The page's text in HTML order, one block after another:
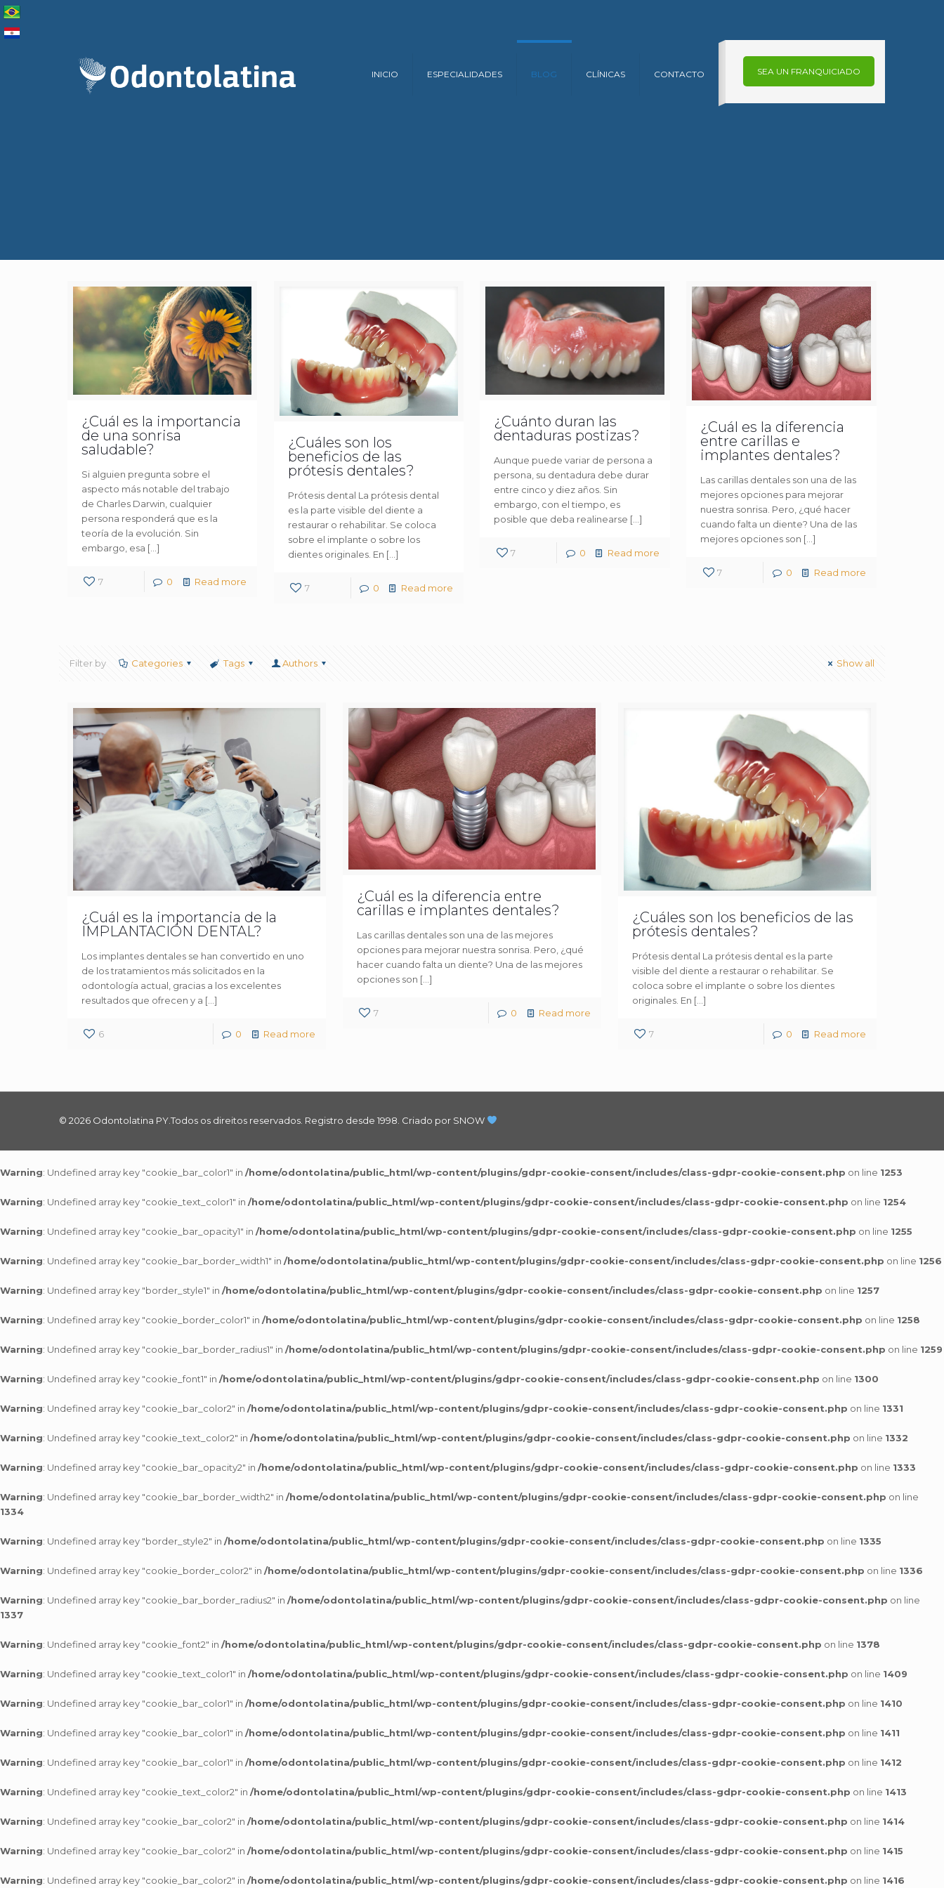
INICIO ESPECIALIDADES BLOG CLÍNICAS CONTACTO SEA UN FRANQUICIADO
¿Cuál es la importancia
de una sonrisa
saludable?
Si alguien pregunta sobre el
aspecto más notable del trabajo
de Charles Darwin, cualquier
persona responderá que es la
teoría de la evolución. Sin
embargo, esa […]
7 0 Read more
¿Cuáles son los
beneficios de las
prótesis dentales?
Prótesis dental La prótesis dental
es la parte visible del diente a
restaurar o rehabilitar. Se coloca
sobre el implante o sobre los
dientes originales. En […]
7 0 Read more
¿Cuánto duran las
dentaduras postizas?
Aunque puede variar de persona a
persona, su dentadura debe durar
entre cinco y diez años. Sin
embargo, con el tiempo, es
posible que deba realinearse […]
7 0 Read more
¿Cuál es la diferencia
entre carillas e
implantes dentales?
Las carillas dentales son una de las
mejores opciones para mejorar
nuestra sonrisa. Pero, ¿qué hacer
cuando falta un diente? Una de las
mejores opciones son […]
7 0 Read more
Filter by Categories Tags Authors Show all
¿Cuál es la importancia de la
IMPLANTACIÓN DENTAL?
Los implantes dentales se han convertido en uno
de los tratamientos más solicitados en la
odontología actual, gracias a los excelentes
resultados que ofrecen y a […]
6 0 Read more
¿Cuál es la diferencia entre
carillas e implantes dentales?
Las carillas dentales son una de las mejores
opciones para mejorar nuestra sonrisa. Pero, ¿qué
hacer cuando falta un diente? Una de las mejores
opciones son […]
7 0 Read more
¿Cuáles son los beneficios de las
prótesis dentales?
Prótesis dental La prótesis dental es la parte
visible del diente a restaurar o rehabilitar. Se
coloca sobre el implante o sobre los dientes
originales. En […]
7 0 Read more
© 2026 Odontolatina PY.Todos os direitos reservados. Registro desde 1998. Criado por SNOW
Warning: Undefined array key "cookie_bar_color1" in /home/odontolatina/public_html/wp-content/plugins/gdpr-cookie-consent/includes/class-gdpr-cookie-consent.php on line 1253
Warning: Undefined array key "cookie_text_color1" in /home/odontolatina/public_html/wp-content/plugins/gdpr-cookie-consent/includes/class-gdpr-cookie-consent.php on line 1254
Warning: Undefined array key "cookie_bar_opacity1" in /home/odontolatina/public_html/wp-content/plugins/gdpr-cookie-consent/includes/class-gdpr-cookie-consent.php on line 1255
Warning: Undefined array key "cookie_bar_border_width1" in /home/odontolatina/public_html/wp-content/plugins/gdpr-cookie-consent/includes/class-gdpr-cookie-consent.php on line 1256
Warning: Undefined array key "border_style1" in /home/odontolatina/public_html/wp-content/plugins/gdpr-cookie-consent/includes/class-gdpr-cookie-consent.php on line 1257
Warning: Undefined array key "cookie_border_color1" in /home/odontolatina/public_html/wp-content/plugins/gdpr-cookie-consent/includes/class-gdpr-cookie-consent.php on line 1258
Warning: Undefined array key "cookie_bar_border_radius1" in /home/odontolatina/public_html/wp-content/plugins/gdpr-cookie-consent/includes/class-gdpr-cookie-consent.php on line 1259
Warning: Undefined array key "cookie_font1" in /home/odontolatina/public_html/wp-content/plugins/gdpr-cookie-consent/includes/class-gdpr-cookie-consent.php on line 1300
Warning: Undefined array key "cookie_bar_color2" in /home/odontolatina/public_html/wp-content/plugins/gdpr-cookie-consent/includes/class-gdpr-cookie-consent.php on line 1331
Warning: Undefined array key "cookie_text_color2" in /home/odontolatina/public_html/wp-content/plugins/gdpr-cookie-consent/includes/class-gdpr-cookie-consent.php on line 1332
Warning: Undefined array key "cookie_bar_opacity2" in /home/odontolatina/public_html/wp-content/plugins/gdpr-cookie-consent/includes/class-gdpr-cookie-consent.php on line 1333
Warning: Undefined array key "cookie_bar_border_width2" in /home/odontolatina/public_html/wp-content/plugins/gdpr-cookie-consent/includes/class-gdpr-cookie-consent.php on line
1334
Warning: Undefined array key "border_style2" in /home/odontolatina/public_html/wp-content/plugins/gdpr-cookie-consent/includes/class-gdpr-cookie-consent.php on line 1335
Warning: Undefined array key "cookie_border_color2" in /home/odontolatina/public_html/wp-content/plugins/gdpr-cookie-consent/includes/class-gdpr-cookie-consent.php on line 1336
Warning: Undefined array key "cookie_bar_border_radius2" in /home/odontolatina/public_html/wp-content/plugins/gdpr-cookie-consent/includes/class-gdpr-cookie-consent.php on line
1337
Warning: Undefined array key "cookie_font2" in /home/odontolatina/public_html/wp-content/plugins/gdpr-cookie-consent/includes/class-gdpr-cookie-consent.php on line 1378
Warning: Undefined array key "cookie_text_color1" in /home/odontolatina/public_html/wp-content/plugins/gdpr-cookie-consent/includes/class-gdpr-cookie-consent.php on line 1409
Warning: Undefined array key "cookie_bar_color1" in /home/odontolatina/public_html/wp-content/plugins/gdpr-cookie-consent/includes/class-gdpr-cookie-consent.php on line 1410
Warning: Undefined array key "cookie_bar_color1" in /home/odontolatina/public_html/wp-content/plugins/gdpr-cookie-consent/includes/class-gdpr-cookie-consent.php on line 1411
Warning: Undefined array key "cookie_bar_color1" in /home/odontolatina/public_html/wp-content/plugins/gdpr-cookie-consent/includes/class-gdpr-cookie-consent.php on line 1412
Warning: Undefined array key "cookie_text_color2" in /home/odontolatina/public_html/wp-content/plugins/gdpr-cookie-consent/includes/class-gdpr-cookie-consent.php on line 1413
Warning: Undefined array key "cookie_bar_color2" in /home/odontolatina/public_html/wp-content/plugins/gdpr-cookie-consent/includes/class-gdpr-cookie-consent.php on line 1414
Warning: Undefined array key "cookie_bar_color2" in /home/odontolatina/public_html/wp-content/plugins/gdpr-cookie-consent/includes/class-gdpr-cookie-consent.php on line 1415
Warning: Undefined array key "cookie_bar_color2" in /home/odontolatina/public_html/wp-content/plugins/gdpr-cookie-consent/includes/class-gdpr-cookie-consent.php on line 1416